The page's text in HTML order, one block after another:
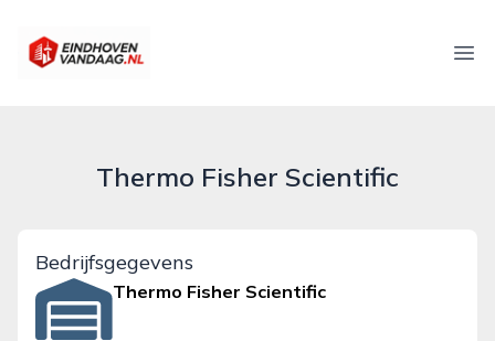
eindhovenvandaag.nl
Thermo Fisher Scientific
Bedrijfsgegevens
Thermo Fisher Scientific